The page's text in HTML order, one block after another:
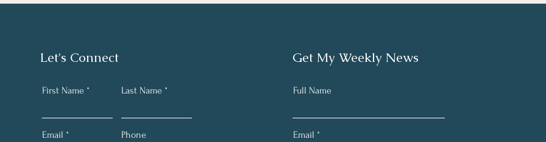
(Burnout)
Let's Connect
First Name Last Name
Email Phone
Get My Weekly News
Full Name
Email